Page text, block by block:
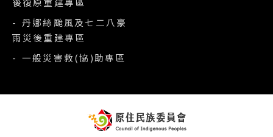
- 丹娜絲颱風及七二八豪
雨災後重建專區
- 一般災害救(協)助專區